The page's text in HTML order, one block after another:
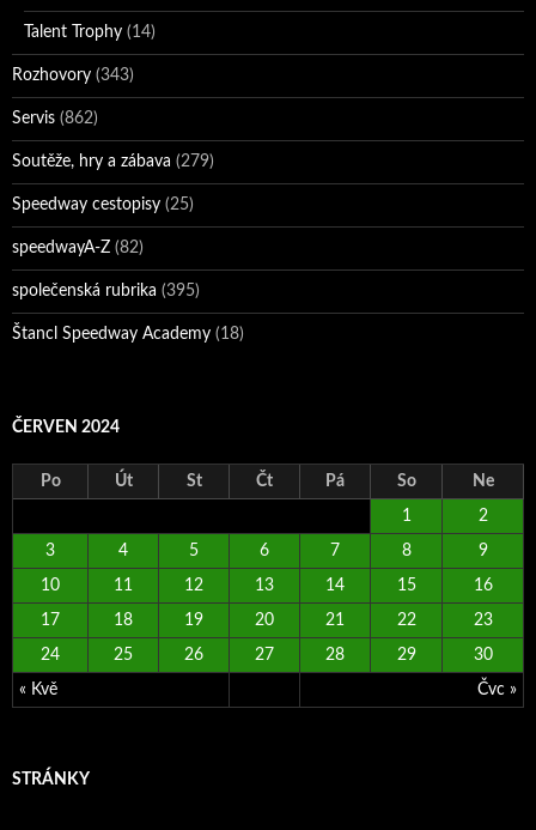
Talent Trophy (14)
Rozhovory (343)
Servis (862)
Soutěže, hry a zábava (279)
Speedway cestopisy (25)
speedwayA-Z (82)
společenská rubrika (395)
Štancl Speedway Academy (18)
ČERVEN 2024
Po Út St Čt Pá So Ne
« Kvě Čvc »
1 2
3 4 5 6 7 8 9
10 11 12 13 14 15 16
17 18 19 20 21 22 23
24 25 26 27 28 29 30
STRÁNKY